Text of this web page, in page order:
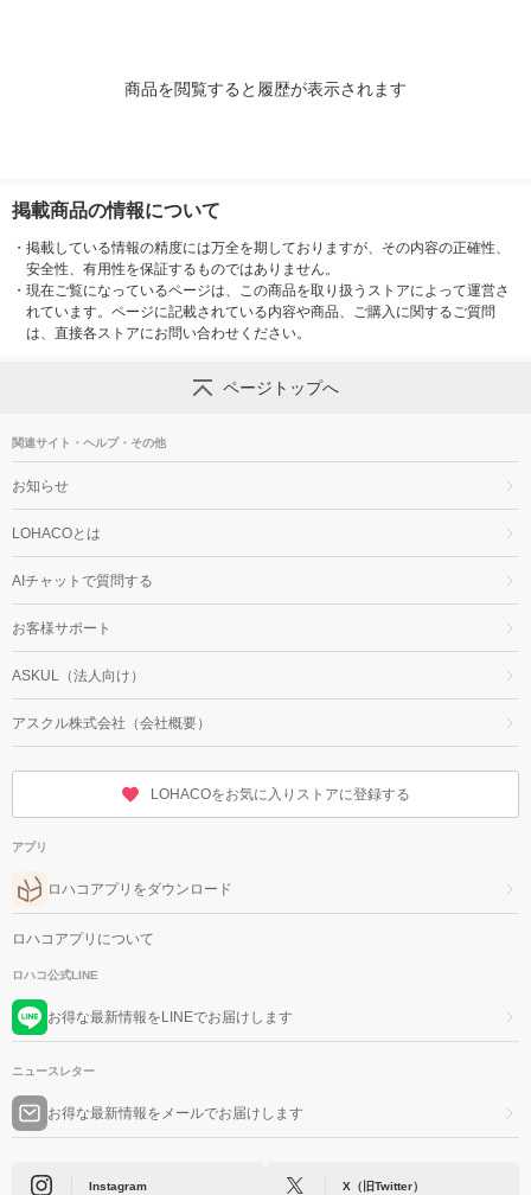
商品を閲覧すると履歴が表示されます
掲載商品の情報について
・ 掲載している情報の精度には万全を期しておりますが、その内容の正確性、
安全性、有用性を保証するものではありません。
・ 現在ご覧になっているページは、この商品を取り扱うストアによって運営さ
れています。ページに記載されている内容や商品、ご購入に関するご質問
は、直接各ストアにお問い合わせください。
ページトップへ
関連サイト・ヘルプ・その他
お知らせ
LOHACOとは
AIチャットで質問する
お客様サポート
ASKUL（法人向け）
アスクル株式会社（会社概要）
LOHACOをお気に入りストアに登録する
アプリ
ロハコアプリをダウンロード
ロハコアプリについて
ロハコ公式LINE
お得な最新情報をLINEでお届けします
ニュースレター
お得な最新情報をメールでお届けします
Instagram X（旧Twitter）